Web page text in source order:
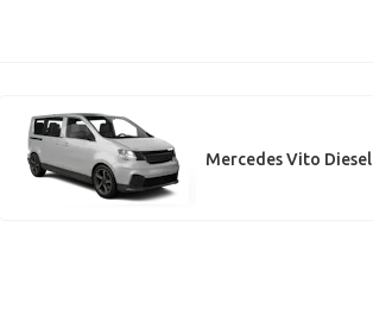
Mercedes Vito Diesel